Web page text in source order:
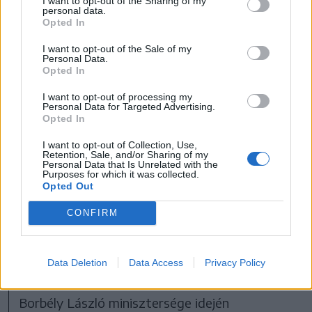
personal data.
Opted In
I want to opt-out of the Sale of my
Personal Data.
Opted In
I want to opt-out of processing my
Personal Data for Targeted Advertising.
Opted In
I want to opt-out of Collection, Use,
Retention, Sale, and/or Sharing of my
Personal Data that Is Unrelated with the
Purposes for which it was collected.
Opted Out
CONFIRM
Data Deletion Data Access Privacy Policy
meder kialakítása.
Kalotaszentkirályon egyelőre a
„vizuális szennyezés”
Póka András György,Kalotaszentkirály
vízügyi tárcát korábban vezető RMDSZ-es
miniszterek érzékenységére is szükség volt
ahhoz, hogy árvízvédelmi munkálatokat
végezzenek a Kalota-patakon. „Amikor a
mieink vannak kormányon, akkor fontos ez,
másoknak nem annyira” – fogalmazott a
Borbély László minisztersége idején